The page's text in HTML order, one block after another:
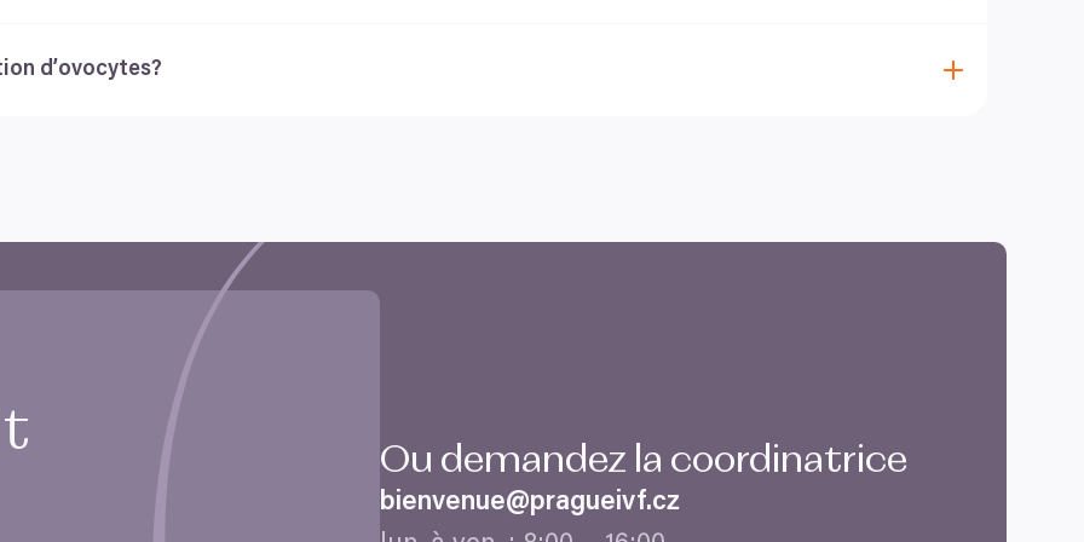
d’ovocytes?
La cryoconservation d’ovocytes est un moyen efficace de conserver les ovocytes dans un état
ultérieure. L’âge idéal est de moins de
au plus tard à l’âge de
en bonne santé. Si vous envisagez de préserver votre fertilité, n’hésitez pas et contactez-nous au
Ou demandez la coordinatrice
bienvenue@​pragueivf.​cz